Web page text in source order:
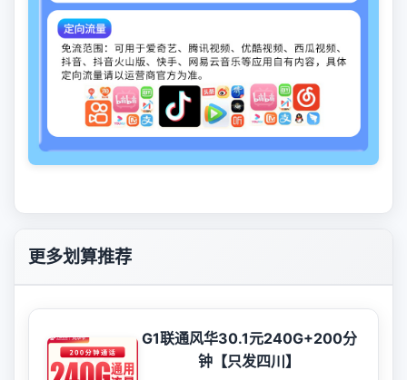
更多划算推荐
G1联通风华30.1元240G+200分
钟【只发四川】